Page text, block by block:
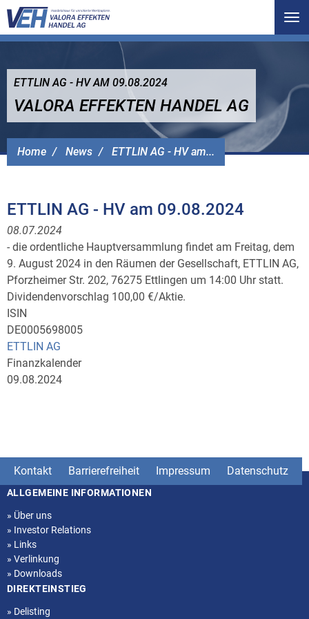
Home News ETTLIN AG - HV am...
ETTLIN AG - HV AM 09.08.2024
VALORA EFFEKTEN HANDEL AG
ETTLIN AG - HV am 09.08.2024
08.07.2024
- die ordentliche Hauptversammlung findet am Freitag, dem
9. August 2024 in den Räumen der Gesellschaft, ETTLIN AG,
Pforzheimer Str. 202, 76275 Ettlingen um 14:00 Uhr statt.
Dividendenvorschlag 100,00 €/Aktie.
ISIN
DE0005698005
ETTLIN AG
Finanzkalender
09.08.2024
Kontakt Barrierefreiheit Impressum Datenschutz
Seitenstruktur
ALLGEMEINE INFORMATIONEN
» Über uns
» Investor Relations
» Links
» Verlinkung
» Downloads
DIREKTEINSTIEG
» Delisting